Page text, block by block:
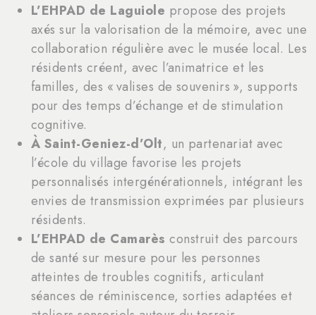
L’EHPAD de Laguiole propose des projets
axés sur la valorisation de la mémoire, avec une
collaboration régulière avec le musée local. Les
résidents créent, avec l’animatrice et les
familles, des « valises de souvenirs », supports
pour des temps d’échange et de stimulation
cognitive.
À Saint-Geniez-d’Olt, un partenariat avec
l’école du village favorise les projets
personnalisés intergénérationnels, intégrant les
envies de transmission exprimées par plusieurs
résidents.
L’EHPAD de Camarès construit des parcours
de santé sur mesure pour les personnes
atteintes de troubles cognitifs, articulant
séances de réminiscence, sorties adaptées et